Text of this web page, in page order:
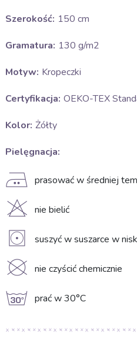
Szerokość: 150 cm
Gramatura: 130 g/m2
Motyw: Kropeczki
Certyfikacja: OEKO-TEX
Kolor: Żółty
Pielęgnacja:
E prasować w średniej
H nie bielić
V suszyć w suszarce w
K nie czyścić chemicznie
g prać w 30°C